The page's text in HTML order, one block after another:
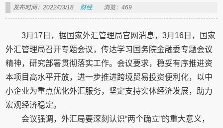
发布时间：2022/03/18 财经 浏览：469
3月17日，据国家外汇管理局官网消息，3月16日，国家
外汇管理局召开专题会议，传达学习国务院金融委专题会议
精神，研究部署贯彻落实工作。会议要求，稳妥有序推进资
本项目高水平开放，进一步推进跨境贸易投资便利化，以中
小企业为重点优化外汇服务，坚定支持实体经济发展，助力
宏观经济稳定。
会议强调，外汇局要深刻认识“两个确立”的重大意义，